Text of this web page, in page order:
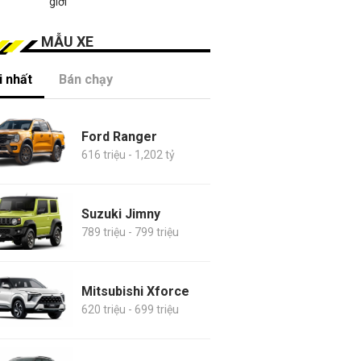
MẪU XE
nhất Bán chạy
Ford Ranger
616 triệu - 1,202 tỷ
Suzuki Jimny
789 triệu - 799 triệu
Mitsubishi Xforce
620 triệu - 699 triệu